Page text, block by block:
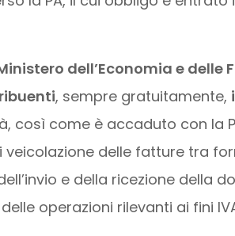
dell’Economia e delle
, sempre gratuitamente,
così come è accaduto con la
delle fatture tra
e della ricezione della
operazioni rilevanti ai fini